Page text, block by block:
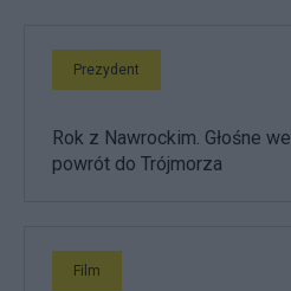
Prezydent
Rok z Nawrockim. Głośne
powrót do Trójmorza
Film